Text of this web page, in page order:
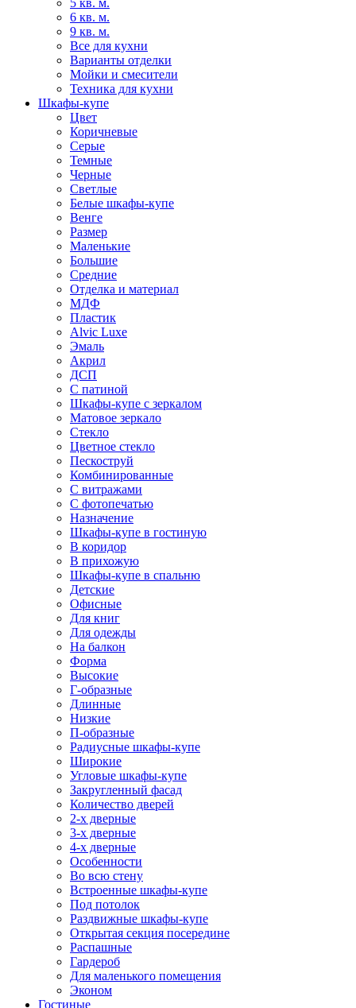
5 кв. м.
6 кв. м.
9 кв. м.
Все для кухни
Варианты отделки
Мойки и смесители
Техника для кухни
Шкафы-купе
Цвет
Коричневые
Серые
Темные
Черные
Светлые
Белые шкафы-купе
Венге
Размер
Маленькие
Большие
Средние
Отделка и материал
МДФ
Пластик
Alvic Luxe
Эмаль
Акрил
ДСП
С патиной
Шкафы-купе с зеркалом
Матовое зеркало
Стекло
Цветное стекло
Пескоструй
Комбинированные
С витражами
С фотопечатью
Назначение
Шкафы-купе в гостиную
В коридор
В прихожую
Шкафы-купе в спальню
Детские
Офисные
Для книг
Для одежды
На балкон
Форма
Высокие
Г-образные
Длинные
Низкие
П-образные
Радиусные шкафы-купе
Широкие
Угловые шкафы-купе
Закругленный фасад
Количество дверей
2-х дверные
3-х дверные
4-х дверные
Особенности
Во всю стену
Встроенные шкафы-купе
Под потолок
Раздвижные шкафы-купе
Открытая секция посередине
Распашные
Гардероб
Для маленького помещения
Эконом
Гостиные